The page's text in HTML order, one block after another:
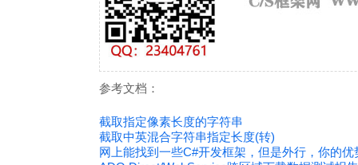
参考文档：
截取指定像素长度的字符串
截取中英混合字符串指定长度(转)
网上能找到一些C#开发框架，但是外行，你的优